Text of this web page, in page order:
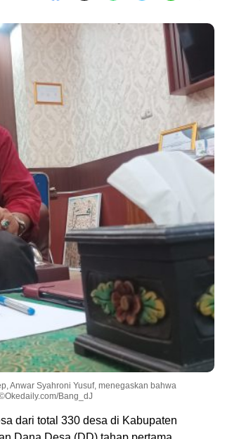
Anwar Syahroni Yusuf, menegaskan bahwa
Bang_dJ
dari total 330 desa di Kabupaten